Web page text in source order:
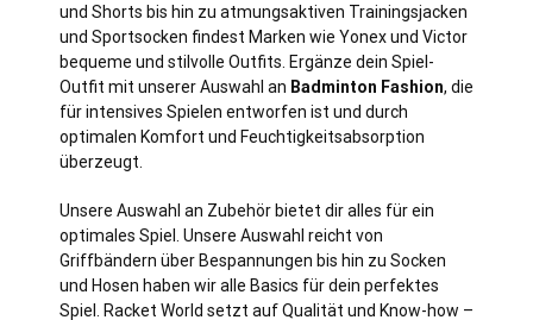
und Shorts bis hin zu atmungsaktiven Trainingsjacken
und Sportsocken findest Marken wie Yonex und Victor
bequeme und stilvolle Outfits. Ergänze dein Spiel-
Outfit mit unserer Auswahl an Badminton Fashion, die
für intensives Spielen entworfen ist und durch
optimalen Komfort und Feuchtigkeitsabsorption
überzeugt.
Unsere Auswahl an Zubehör bietet dir alles für ein
optimales Spiel. Unsere Auswahl reicht von
Griffbändern über Bespannungen bis hin zu Socken
und Hosen haben wir alle Basics für dein perfektes
Spiel. Racket World setzt auf Qualität und Know-how –